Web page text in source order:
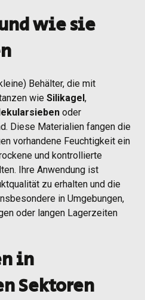
wie sie
Behälter, die mit
wie Silikagel,
oder
Diese Materialien fangen die
vorhandene Feuchtigkeit ein
und kontrollierte
Ihre Anwendung ist
zu erhalten und die
in Umgebungen,
oder langen Lagerzeiten
in
Sektoren